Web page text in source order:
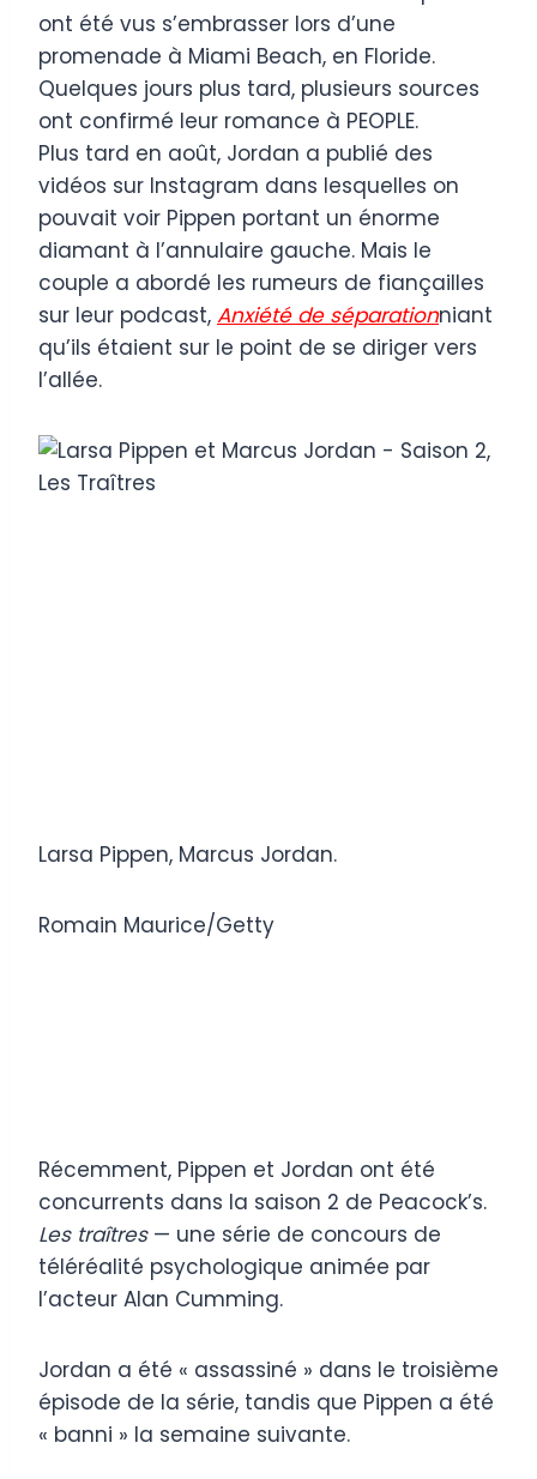
ont été vus s’embrasser lors d’une
promenade à Miami Beach, en Floride.
Quelques jours plus tard, plusieurs sources
ont confirmé leur romance à PEOPLE.
Plus tard en août, Jordan a publié des
vidéos sur Instagram dans lesquelles on
pouvait voir Pippen portant un énorme
diamant à l’annulaire gauche. Mais le
couple a abordé les rumeurs de fiançailles
sur leur podcast, Anxiété de séparationniant
qu’ils étaient sur le point de se diriger vers
l’allée.
Larsa Pippen, Marcus Jordan.
Romain Maurice/Getty
Récemment, Pippen et Jordan ont été
concurrents dans la saison 2 de Peacock’s.
Les traîtres— une série de concours de
téléréalité psychologique animée par
l’acteur Alan Cumming.
Jordan a été « assassiné » dans le troisième
épisode de la série, tandis que Pippen a été
« banni » la semaine suivante.